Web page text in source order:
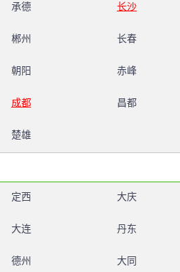
承德 长沙
郴州 长春
朝阳 赤峰
成都 昌都
楚雄
定西 大庆
大连 丹东
德州 大同